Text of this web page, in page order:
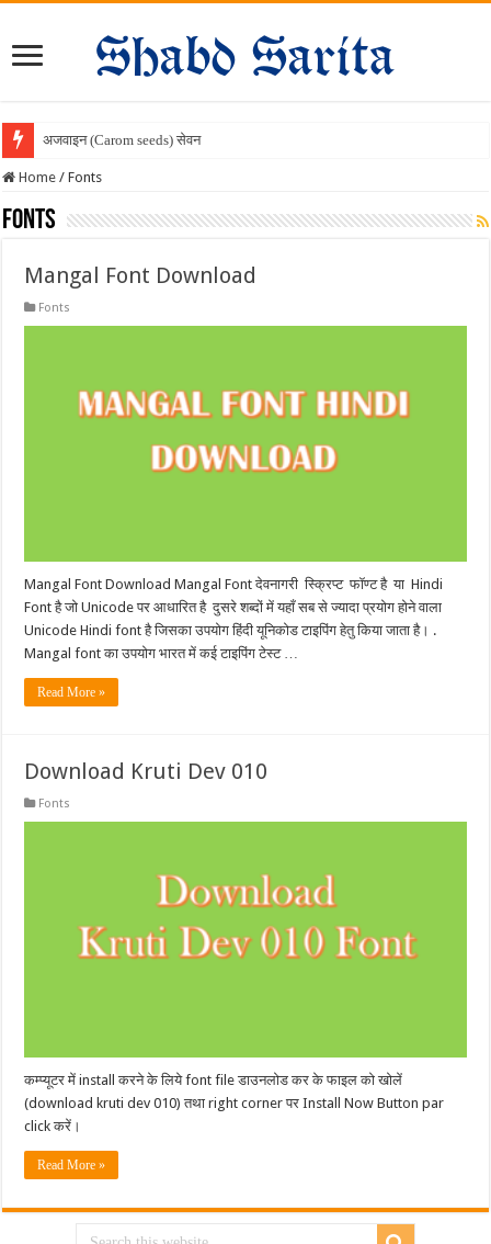
अजवाइन (Carom seeds) सेवन के चमत्
Home / Fonts
Fonts
Mangal Font Download
Fonts
Mangal Font Download Mangal Font देवनागरी स्क्रिप्ट फॉण्ट है या Hindi
Font है जो Unicode पर आधारित है दुसरे शब्दों में यहाँ सब से ज्यादा प्रयोग होने वाला
Unicode Hindi font है जिसका उपयोग हिंदी यूनिकोड टाइपिंग हेतु किया जाता है। .
Mangal font का उपयोग भारत में कई टाइपिंग टेस्ट …
Read More »
Download Kruti Dev 010
Fonts
कम्प्यूटर में install करने के लिये font file डाउनलोड कर के फाइल को खोलें
(download kruti dev 010) तथा right corner पर Install Now Button par
click करें।
Read More »